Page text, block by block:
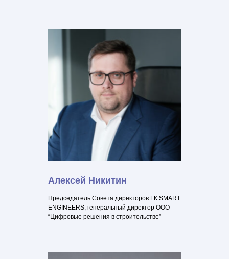
Алексей Никитин
Председатель Совета директоров ГК SMART
ENGINEERS, генеральный директор ООО
“Цифровые решения в строительстве”